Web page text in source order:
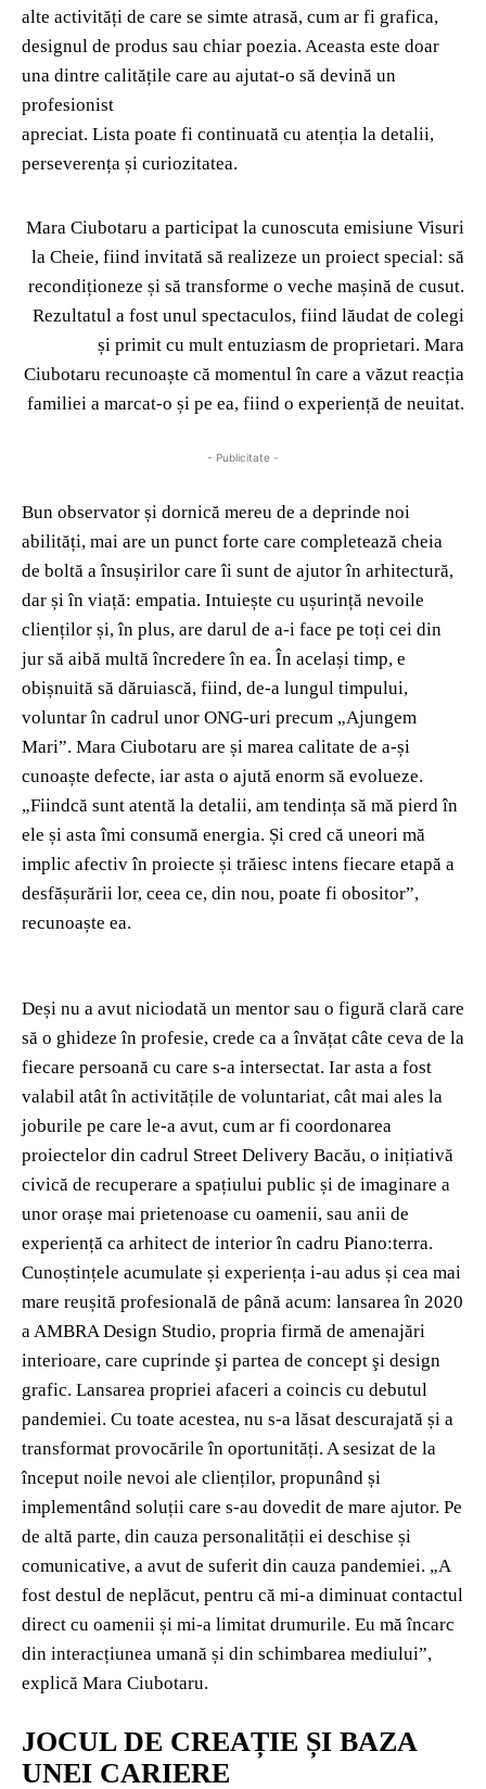
alte activități de care se simte atrasă, cum ar fi grafica,
designul de produs sau chiar poezia. Aceasta este doar
una dintre calitățile care au ajutat-o să devină un
profesionist
apreciat. Lista poate fi continuată cu atenția la detalii,
perseverența și curiozitatea.
Mara Ciubotaru a participat la cunoscuta emisiune Visuri
la Cheie, fiind invitată să realizeze un proiect special: să
recondiționeze și să transforme o veche mașină de cusut.
Rezultatul a fost unul spectaculos, fiind lăudat de colegi
și primit cu mult entuziasm de proprietari. Mara
Ciubotaru recunoaște că momentul în care a văzut reacția
familiei a marcat-o și pe ea, fiind o experiență de neuitat.
- Publicitate -
Bun observator și dornică mereu de a deprinde noi
abilități, mai are un punct forte care completează cheia
de boltă a însușirilor care îi sunt de ajutor în arhitectură,
dar și în viață: empatia. Intuiește cu ușurință nevoile
clienților și, în plus, are darul de a-i face pe toți cei din
jur să aibă multă încredere în ea. În același timp, e
obișnuită să dăruiască, fiind, de-a lungul timpului,
voluntar în cadrul unor ONG-uri precum „Ajungem
Mari”. Mara Ciubotaru are și marea calitate de a-și
cunoaște defecte, iar asta o ajută enorm să evolueze.
„Fiindcă sunt atentă la detalii, am tendința să mă pierd în
ele și asta îmi consumă energia. Și cred că uneori mă
implic afectiv în proiecte și trăiesc intens fiecare etapă a
desfășurării lor, ceea ce, din nou, poate fi obositor”,
recunoaște ea.
Deși nu a avut niciodată un mentor sau o figură clară care
să o ghideze în profesie, crede ca a învățat câte ceva de la
fiecare persoană cu care s-a intersectat. Iar asta a fost
valabil atât în activitățile de voluntariat, cât mai ales la
joburile pe care le-a avut, cum ar fi coordonarea
proiectelor din cadrul Street Delivery Bacău, o inițiativă
civică de recuperare a spațiului public și de imaginare a
unor orașe mai prietenoase cu oamenii, sau anii de
experiență ca arhitect de interior în cadru Piano:terra.
Cunoștințele acumulate și experiența i-au adus și cea mai
mare reușită profesională de până acum: lansarea în 2020
a AMBRA Design Studio, propria firmă de amenajări
interioare, care cuprinde şi partea de concept şi design
grafic. Lansarea propriei afaceri a coincis cu debutul
pandemiei. Cu toate acestea, nu s-a lăsat descurajată și a
transformat provocările în oportunități. A sesizat de la
început noile nevoi ale clienților, propunând și
implementând soluții care s-au dovedit de mare ajutor. Pe
de altă parte, din cauza personalității ei deschise și
comunicative, a avut de suferit din cauza pandemiei. „A
fost destul de neplăcut, pentru că mi-a diminuat contactul
direct cu oamenii și mi-a limitat drumurile. Eu mă încarc
din interacțiunea umană și din schimbarea mediului”,
explică Mara Ciubotaru.
JOCUL DE CREAȚIE ȘI BAZA
UNEI CARIERE